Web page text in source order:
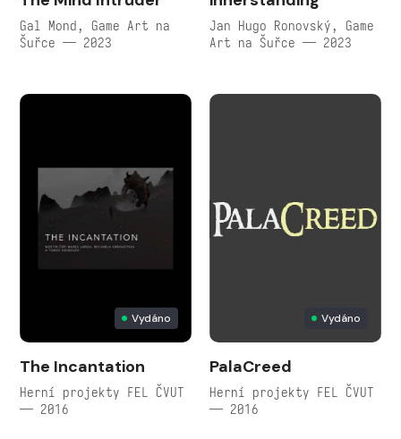
Gal Mond, Game Art na
Šuřce — 2023
Jan Hugo Ronovský, Game
Art na Šuřce — 2023
Vydáno
The Incantation
Herní projekty FEL ČVUT
— 2016
Vydáno
PalaCreed
Herní projekty FEL ČVUT
— 2016